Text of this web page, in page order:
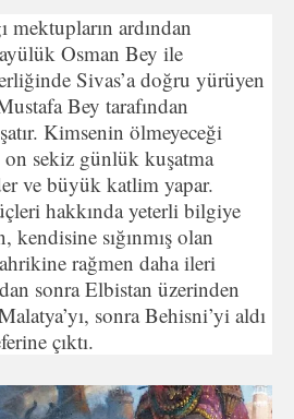
mektupların ardından
Osman Bey ile
Sivas’a doğru yürüyen
Bey tarafından
Kimsenin ölmeyeceği
sekiz günlük kuşatma
ve büyük katlim yapar.
hakkında yeterli bilgiye
kendisine sığınmış olan
rağmen daha ileri
sonra Elbistan üzerinden
sonra Behisni’yi aldı
çıktı.